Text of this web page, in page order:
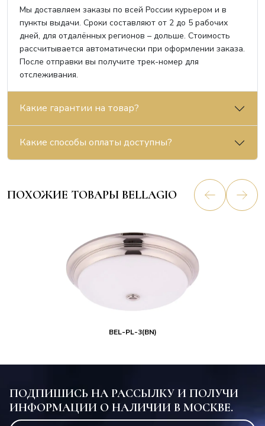
Мы доставляем заказы по всей России курьером и в
пункты выдачи. Сроки составляют от 2 до 5 рабочих
дней, для отдалённых регионов – дольше. Стоимость
рассчитывается автоматически при оформлении заказа.
После отправки вы получите трек-номер для
отслеживания.
Какие гарантии на товар?
Какие способы оплаты доступны?
ПОХОЖИЕ ТОВАРЫ BELLAGIO
BEL-PL-3(BN)
ПОДПИШИСЬ НА РАССЫЛКУ И ПОЛУЧИ
ИНФОРМАЦИИ О НАЛИЧИИ В МОСКВЕ.